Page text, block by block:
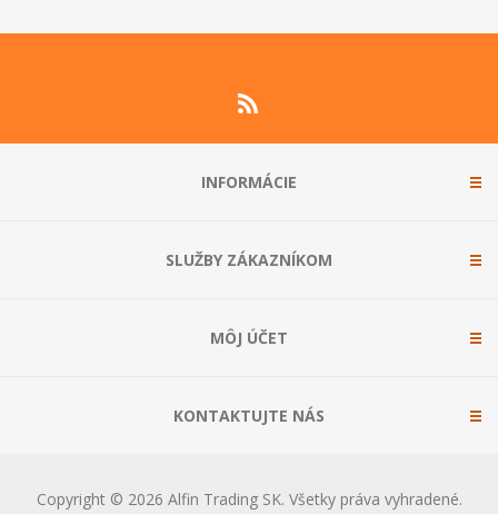
INFORMÁCIE
SLUŽBY ZÁKAZNÍKOM
MÔJ ÚČET
KONTAKTUJTE NÁS
Copyright © 2026 Alfin Trading SK. Všetky práva vyhradené.